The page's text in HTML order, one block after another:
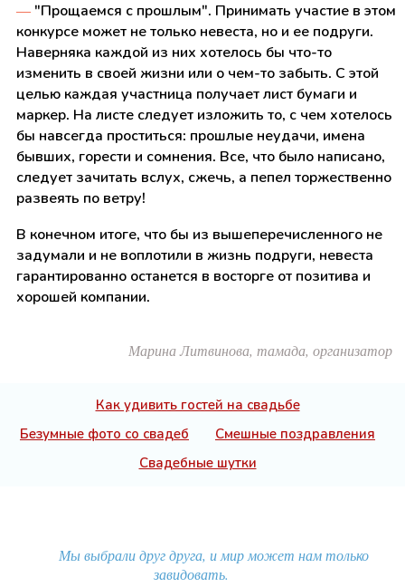
—"Прощаемся с прошлым". Принимать участие в этом
конкурсе может не только невеста, но и ее подруги.
Наверняка каждой из них хотелось бы что-то
изменить в своей жизни или о чем-то забыть. С этой
целью каждая участница получает лист бумаги и
маркер. На листе следует изложить то, с чем хотелось
бы навсегда проститься: прошлые неудачи, имена
бывших, горести и сомнения. Все, что было написано,
следует зачитать вслух, сжечь, а пепел торжественно
развеять по ветру!
В конечном итоге, что бы из вышеперечисленного не
задумали и не воплотили в жизнь подруги, невеста
гарантированно останется в восторге от позитива и
хорошей компании.
Марина Литвинова, тамада, организатор
Как удивить гостей на свадьбе
Безумные фото со свадеб
Смешные поздравления
Свадебные шутки
Мы выбрали друг друга, и мир может нам только
завидовать.